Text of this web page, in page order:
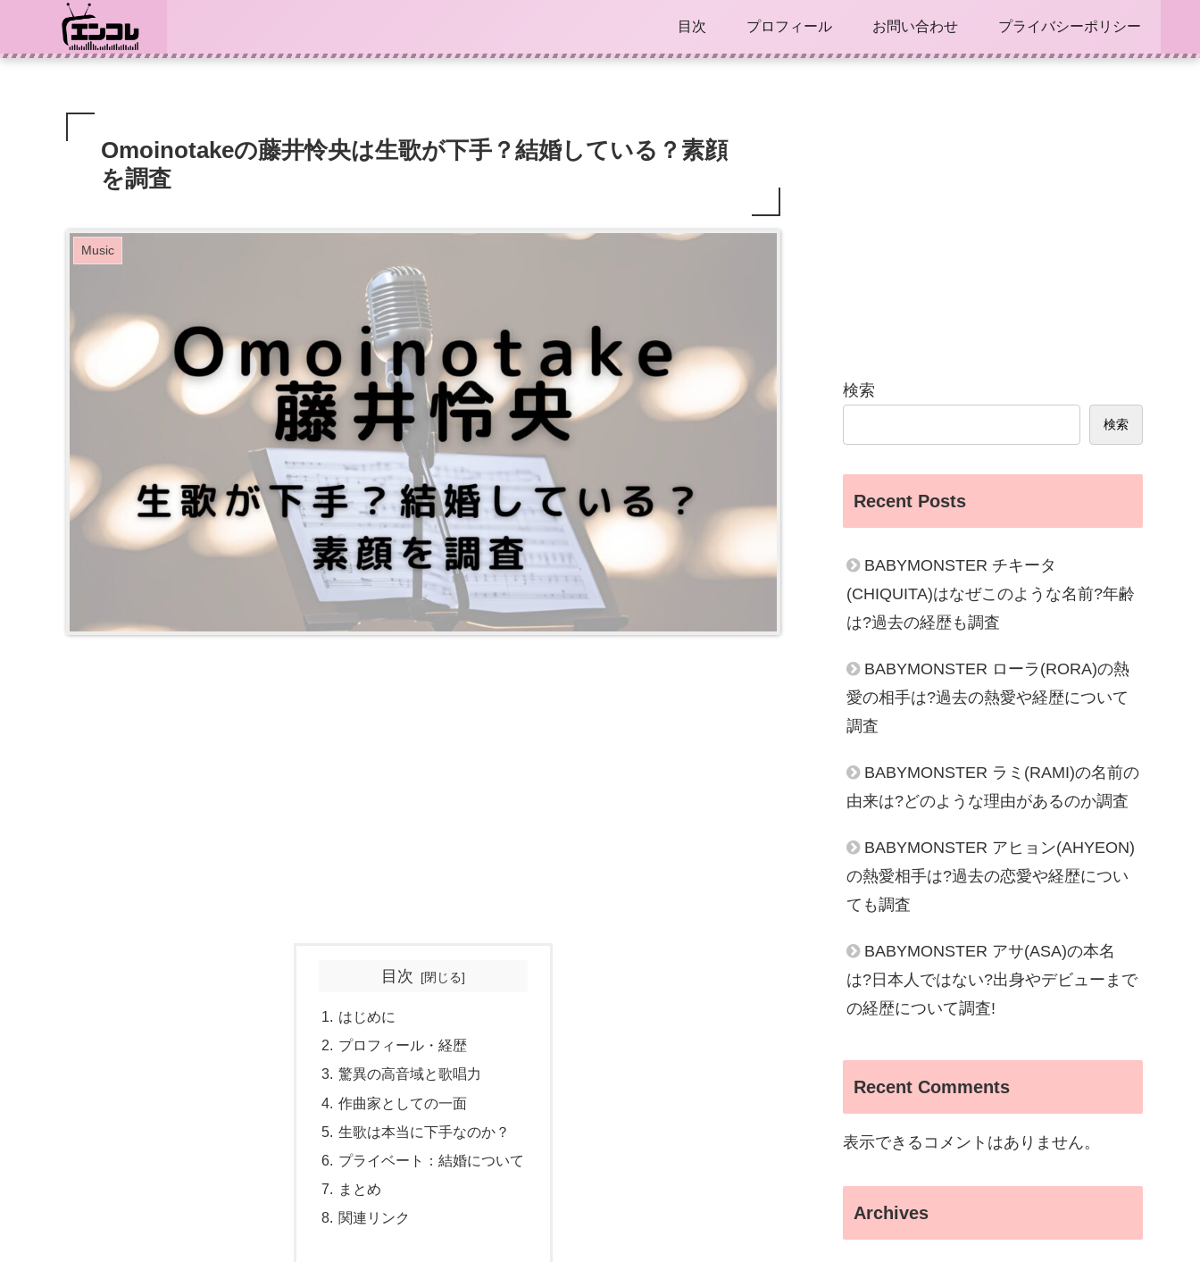
目次 プロフィール お問い合わせ プライバシーポリシー
Omoinotakeの藤井怜央は生歌が下手？結婚している？素顔
を調査
Music
目次
はじめに
プロフィール・経歴
驚異の高音域と歌唱力
作曲家としての一面
生歌は本当に下手なのか？
プライベート：結婚について
まとめ
関連リンク
検索
検索
Recent Posts
BABYMONSTER チキータ
(CHIQUITA)はなぜこのような名前?年齢
は?過去の経歴も調査
BABYMONSTER ローラ(RORA)の熱
愛の相手は?過去の熱愛や経歴について
調査
BABYMONSTER ラミ(RAMI)の名前の
由来は?どのような理由があるのか調査
BABYMONSTER アヒョン(AHYEON)
の熱愛相手は?過去の恋愛や経歴につい
ても調査
BABYMONSTER アサ(ASA)の本名
は?日本人ではない?出身やデビューまで
の経歴について調査!
Recent Comments
表示できるコメントはありません。
Archives